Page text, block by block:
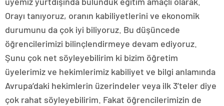
Orayı tanıyoruz, oranın kabiliyetlerini ve ekonomik
durumunu da çok iyi biliyoruz. Bu düşüncede
öğrencilerimizi bilinçlendirmeye devam ediyoruz.
Şunu çok net söyleyebilirim ki bizim öğretim
üyelerimiz ve hekimlerimiz kabiliyet ve bilgi anlamında
Avrupa’daki hekimlerin üzerindeler veya ilk 3’teler diye
çok rahat söyleyebilirim. Fakat öğrencilerimizin de